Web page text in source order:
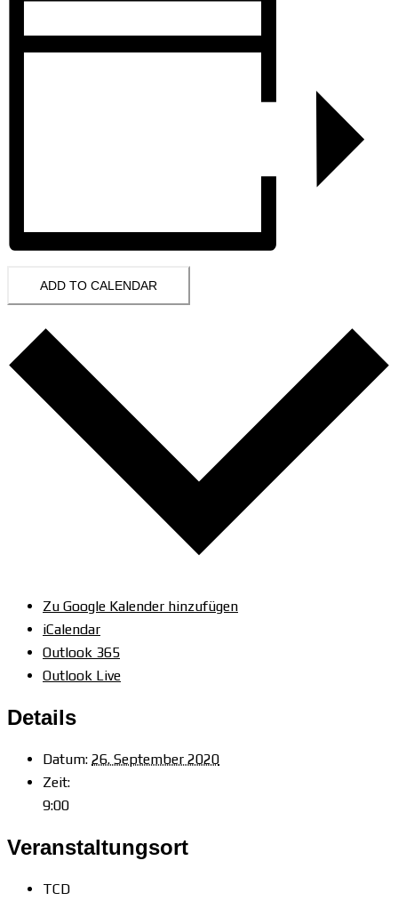
ADD TO CALENDAR
Zu Google Kalender hinzufügen
iCalendar
Outlook 365
Outlook Live
Details
Datum: 26. September 2020
Zeit:
9:00
Veranstaltungsort
TCD